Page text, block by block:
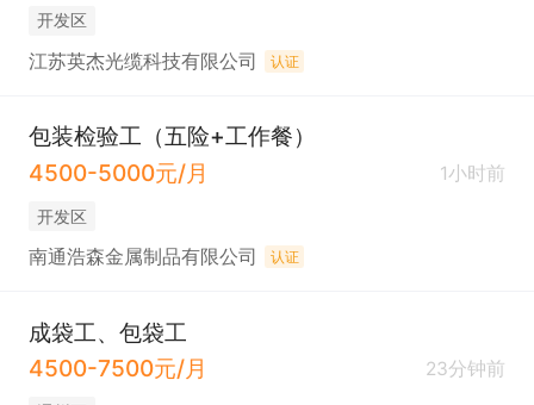
开发区
江苏英杰光缆科技有限公司 认证
包装检验工（五险+工作餐）
4500-5000元/月
1小时前
开发区
南通浩森金属制品有限公司 认证
成袋工、包袋工
4500-7500元/月
23分钟前